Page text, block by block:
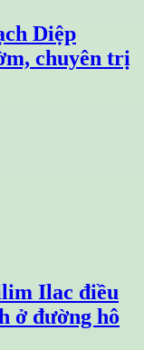
Diệp
chuyên trị
Ilac điều
ở đường hô